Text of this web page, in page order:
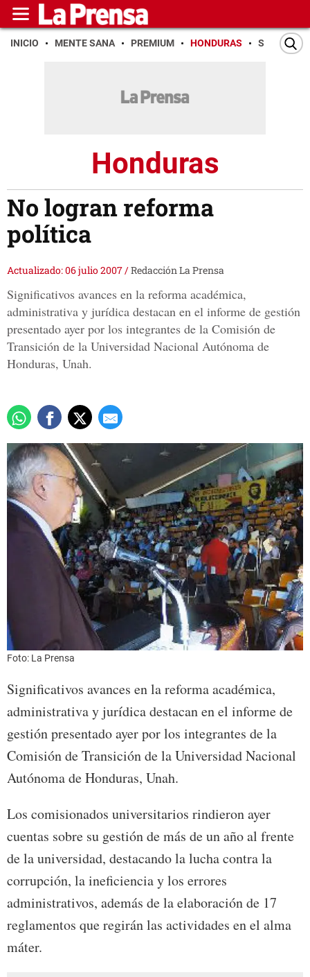
INICIO MENTE SANA PREMIUM HONDURAS SAN PEDRO
Honduras
No logran reforma
política
Actualizado: 06 julio 2007/Redacción La Prensa
Significativos avances en la reforma académica,
administrativa y jurídica destacan en el informe de gestión
presentado ayer por los integrantes de la Comisión de
Transición de la Universidad Nacional Autónoma de
Honduras, Unah.
Foto: La Prensa
Significativos avances en la reforma académica,
administrativa y jurídica destacan en el informe de
gestión presentado ayer por los integrantes de la
Comisión de Transición de la Universidad Nacional
Autónoma de Honduras, Unah.
Los comisionados universitarios rindieron ayer
cuentas sobre su gestión de más de un año al frente
de la universidad, destacando la lucha contra la
corrupción, la ineficiencia y los errores
administrativos, además de la elaboración de 17
reglamentos que regirán las actividades en el alma
máter.